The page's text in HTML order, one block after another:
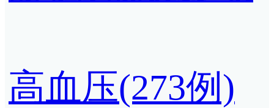
高血压(273例)